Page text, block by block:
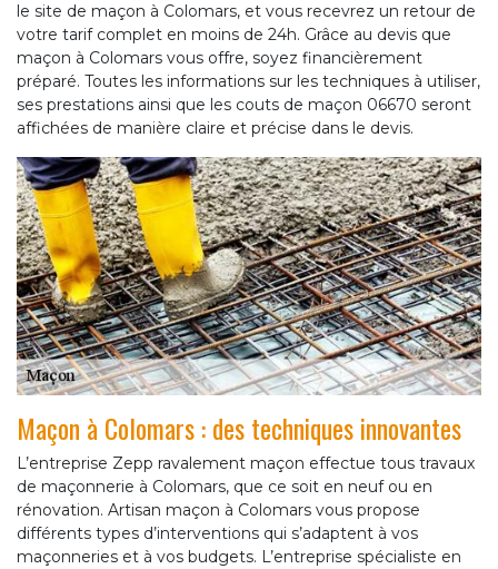
le site de maçon à Colomars, et vous recevrez un retour de
votre tarif complet en moins de 24h. Grâce au devis que
maçon à Colomars vous offre, soyez financièrement
préparé. Toutes les informations sur les techniques à utiliser,
ses prestations ainsi que les couts de maçon 06670 seront
affichées de manière claire et précise dans le devis.
Maçon à Colomars : des techniques innovantes
L’entreprise Zepp ravalement maçon effectue tous travaux
de maçonnerie à Colomars, que ce soit en neuf ou en
rénovation. Artisan maçon à Colomars vous propose
différents types d’interventions qui s’adaptent à vos
maçonneries et à vos budgets. L’entreprise spécialiste en